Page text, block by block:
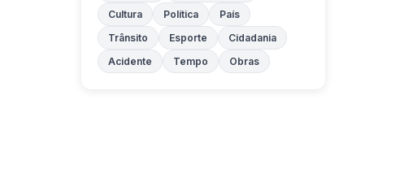
Cultura
Política
País
Trânsito
Esporte
Cidadania
Acidente
Tempo Obras